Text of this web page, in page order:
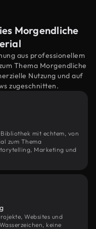
Morgendliche
aus professionellem
Thema Morgendliche
Nutzung und auf
zugeschnitten.
mit echtem, von
zum Thema
Marketing und
Websites und
keine